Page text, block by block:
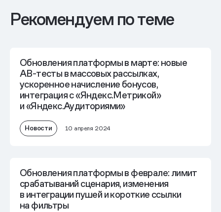
Рекомендуем по теме
Обновления платформы в марте: новые
AB-тесты в массовых рассылках,
ускоренное начисление бонусов,
интеграция с «Яндекс.Метрикой»
и «Яндекс.Аудиториями»
Новости 10 апреля 2024
Обновления платформы в феврале: лимит
срабатываний сценария, изменения
в интеграции пушей и короткие ссылки
на фильтры